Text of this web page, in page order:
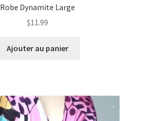
Robe Dynamite Large
$11.99
Ajouter au panier